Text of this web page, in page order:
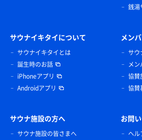
銭湯
サウナイキタイについて
サウナイキタイとは
誕生時のお話
iPhoneアプリ
Androidアプリ
メン
サウ
メン
協賛
協賛
サウナ施設の方へ
サウナ施設の皆さまへ
お問
ヘル